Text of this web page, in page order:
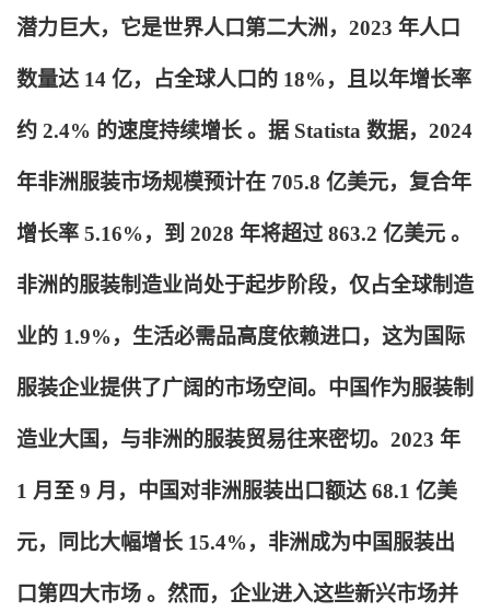
潜力巨大，它是世界人口第二大洲，2023 年人口
数量达 14 亿，占全球人口的 18%，且以年增长率
约 2.4% 的速度持续增长 。据 Statista 数据，2024
年非洲服装市场规模预计在 705.8 亿美元，复合年
增长率 5.16%，到 2028 年将超过 863.2 亿美元 。
非洲的服装制造业尚处于起步阶段，仅占全球制造
业的 1.9%，生活必需品高度依赖进口，这为国际
服装企业提供了广阔的市场空间。中国作为服装制
造业大国，与非洲的服装贸易往来密切。2023 年
1 月至 9 月，中国对非洲服装出口额达 68.1 亿美
元，同比大幅增长 15.4%，非洲成为中国服装出
口第四大市场 。然而，企业进入这些新兴市场并